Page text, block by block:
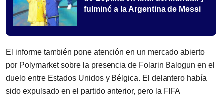
fulminó a la Argentina de Messi
El informe también pone atención en un mercado abierto
por Polymarket sobre la presencia de Folarin Balogun en el
duelo entre Estados Unidos y Bélgica. El delantero había
sido expulsado en el partido anterior, pero la FIFA